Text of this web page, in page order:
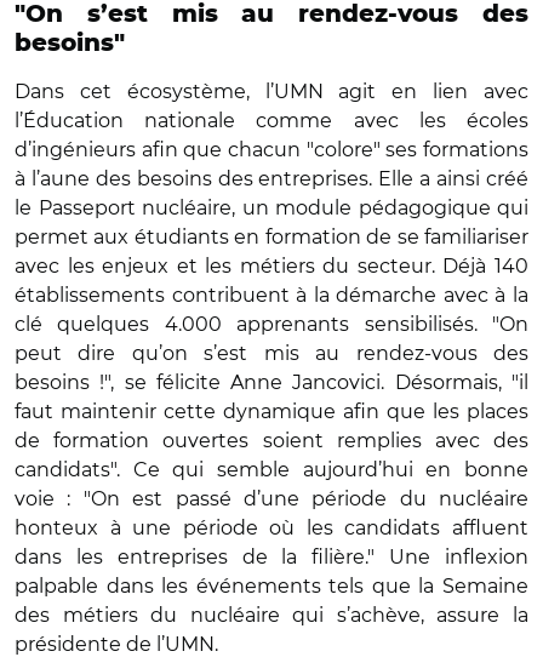
"On s’est mis au rendez-vous des
besoins"
Dans cet écosystème, l’UMN agit en lien avec
l’Éducation nationale comme avec les écoles
d’ingénieurs afin que chacun "colore" ses formations
à l’aune des besoins des entreprises. Elle a ainsi créé
le Passeport nucléaire, un module pédagogique qui
permet aux étudiants en formation de se familiariser
avec les enjeux et les métiers du secteur. Déjà 140
établissements contribuent à la démarche avec à la
clé quelques 4.000 apprenants sensibilisés. "On
peut dire qu’on s’est mis au rendez-vous des
besoins !", se félicite Anne Jancovici. Désormais, "il
faut maintenir cette dynamique afin que les places
de formation ouvertes soient remplies avec des
candidats". Ce qui semble aujourd’hui en bonne
voie : "On est passé d’une période du nucléaire
honteux à une période où les candidats affluent
dans les entreprises de la filière." Une inflexion
palpable dans les événements tels que la Semaine
des métiers du nucléaire qui s’achève, assure la
présidente de l’UMN.